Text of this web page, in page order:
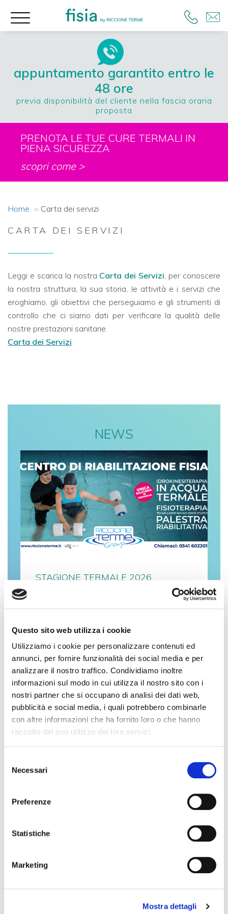
Questo sito web utilizza i cookie
Utilizziamo i cookie per personalizzare contenuti ed
annunci, per fornire funzionalità dei social media e per
analizzare il nostro traffico. Condividiamo inoltre
informazioni sul modo in cui utilizza il nostro sito con i
nostri partner che si occupano di analisi dei dati web,
pubblicità e social media, i quali potrebbero combinarle
con altre informazioni che ha fornito loro o che hanno
raccolto dal suo utilizzo dei loro servizi.
delNecessari
Preferenze
Statistiche
Marketing
Mostra dettagli
appuntamento garantito entro le
48 ore
previa disponibilità del cliente nella fascia oraria
proposta
PRENOTA LE TUE CURE TERMALI IN
PIENA SICUREZZA
scopri come >
Home Carta dei servizi
CARTA DEI SERVIZI
Leggi e scarica la nostra Carta dei Servizi , per conoscere
la nostra struttura, la sua storia, le attività e i servizi che
eroghiamo, gli obiettivi che perseguiamo e gli strumenti di
controllo che ci siamo dati per verificare la qualità delle
nostre prestazioni sanitarie.
Carta dei Servizi
NEWS
STAGIONE TERMALE 2026
MOTORIO
Ritrova la piena salute!
contattato entro 24 ore
Telefono